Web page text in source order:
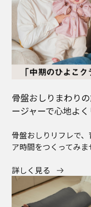
骨盤おしりまわり
ージャーで心地よ
骨盤おしりリフレで
ア時間をつくってみま
詳しく見る